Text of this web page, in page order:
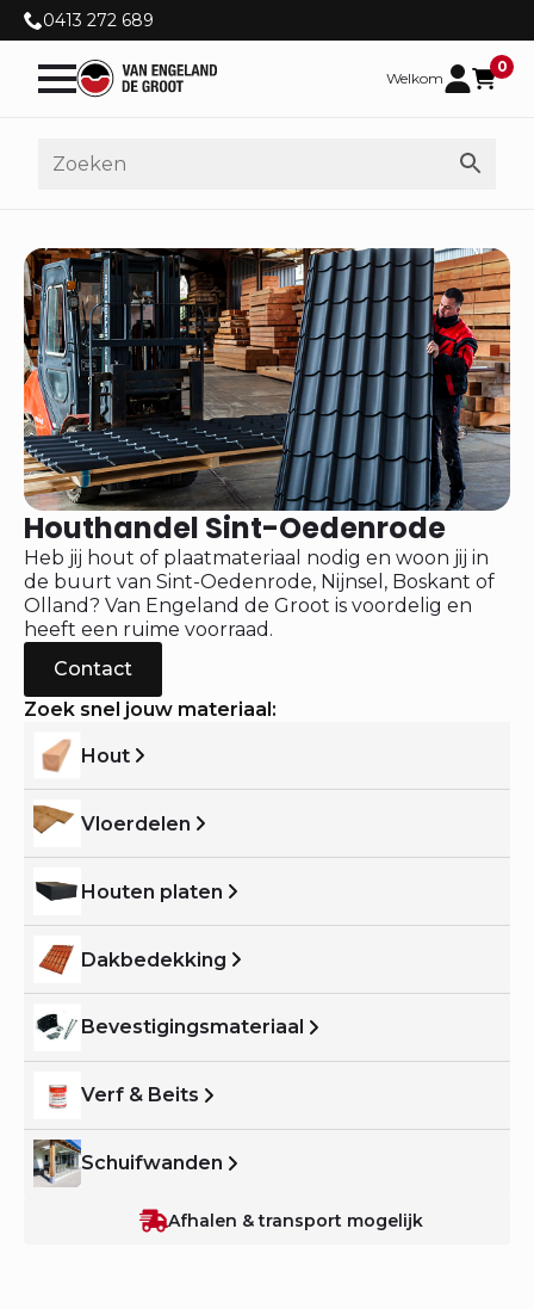
0413 272 689
Welkom
0
Houthandel Sint-Oedenrode
Heb jij hout of plaatmateriaal nodig en woon jij in
de buurt van Sint-Oedenrode, Nijnsel, Boskant of
Olland? Van Engeland de Groot is voordelig en
heeft een ruime voorraad.
Contact
Zoek snel jouw materiaal:
Hout
Vloerdelen
Houten platen
Dakbedekking
Bevestigingsmateriaal
Verf & Beits
Schuifwanden
Afhalen & transport mogelijk